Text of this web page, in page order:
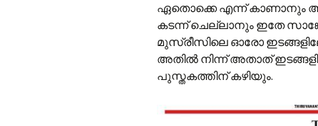
ഏതൊക്കെ എന്ന് കാണാനും
കടന്ന് ചെല്ലാനും ഇതേ
മുസ്‌രീസിലെ ഓരോ
അതിൽ നിന്ന് അതാത്
പുസ്തകത്തിന് കഴിയും.